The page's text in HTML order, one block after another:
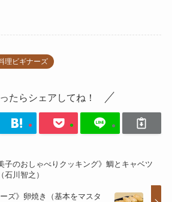
理ビギナーズ
たらシェアしてね！
子のおしゃべりクッキング》鯛とキャベツ
石川智之）
ズ》卵焼き（基本をマスタ